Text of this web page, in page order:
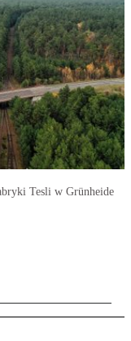
Tesli w Grünheide